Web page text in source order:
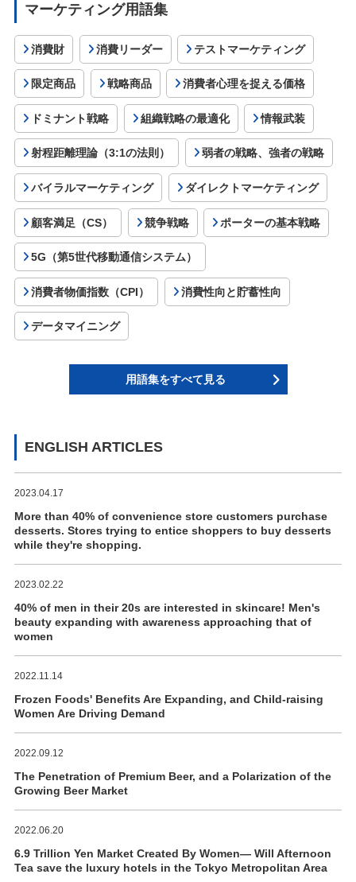
マーケティング用語集
消費財 消費リーダー テストマーケティング
限定商品 戦略商品 消費者心理を捉える価格
ドミナント戦略 組織戦略の最適化 情報武装
射程距離理論（3:1の法則） 弱者の戦略、強者の戦略
バイラルマーケティング ダイレクトマーケティング
顧客満足（CS） 競争戦略 ポーターの基本戦略
5G（第5世代移動通信システム）
消費者物価指数（CPI） 消費性向と貯蓄性向
データマイニング
用語集をすべて見る
ENGLISH ARTICLES
2023.04.17
More than 40% of convenience store customers purchase
desserts. Stores trying to entice shoppers to buy desserts
while they're shopping.
2023.02.22
40% of men in their 20s are interested in skincare! Men's
beauty expanding with awareness approaching that of
women
2022.11.14
Frozen Foods' Benefits Are Expanding, and Child-raising
Women Are Driving Demand
2022.09.12
The Penetration of Premium Beer, and a Polarization of the
Growing Beer Market
2022.06.20
6.9 Trillion Yen Market Created By Women― Will Afternoon
Tea save the luxury hotels in the Tokyo Metropolitan Area